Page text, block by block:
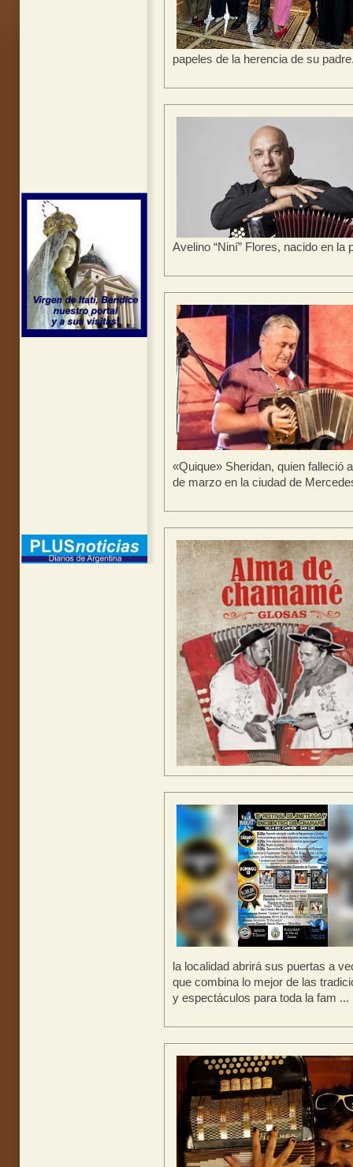
papeles de la herencia de su
Avelino “Niní” Flores, nacido en
«Quique» Sheridan, quien falleció
de marzo en la ciudad de
la localidad abrirá sus puertas a
que combina lo mejor de las
y espectáculos para toda la fam ...